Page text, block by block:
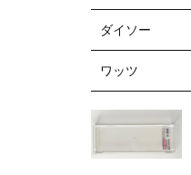
ダイソー
ワッツ